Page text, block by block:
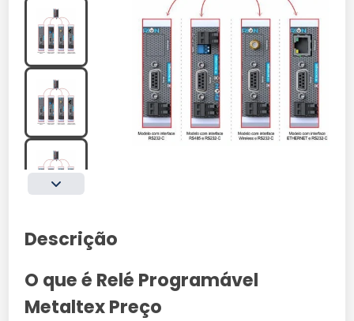
Descrição
O que é Relé Programável
Metaltex Preço